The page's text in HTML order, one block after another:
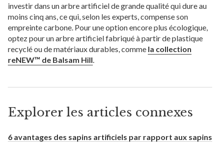
investir dans un arbre artificiel de grande qualité qui dure au
moins cinq ans, ce qui, selon les experts, compense son
empreinte carbone. Pour une option encore plus écologique,
optez pour un arbre artificiel fabriqué à partir de plastique
recyclé ou de matériaux durables, comme la collection
reNEW™ de Balsam Hill
Explorer les articles connexes
6 avantages des sapins artificiels par rapport aux sapins